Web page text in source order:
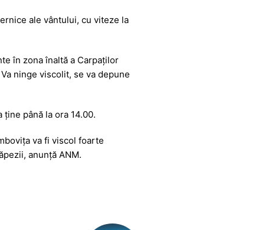
ale vântului, cu viteze la
în zona înaltă a Carpaţilor
ninge viscolit, se va depune
până la ora 14.00.
va fi viscol foarte
anunță ANM.